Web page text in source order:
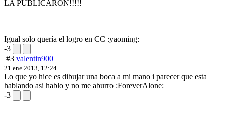
LA PUBLICARON!!!!!
Igual solo quería el logro en CC :yaoming:
-3
#3 valentin900
21 ene 2013, 12:24
Lo que yo hice es dibujar una boca a mi mano i parecer que esta
hablando asi hablo y no me aburro :ForeverAlone:
-3